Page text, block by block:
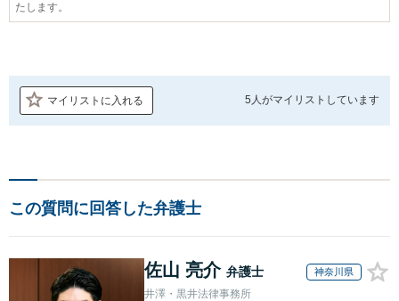
たします。
マイリストに入れる 5人がマイリストしています
この質問に回答した弁護士
佐山 亮介 弁護士 神奈川県
井澤・黒井法律事務所